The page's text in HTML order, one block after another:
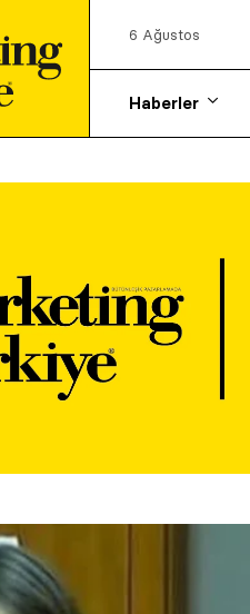
6 Ağustos
Haberler